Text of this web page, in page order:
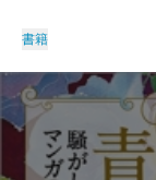
書籍